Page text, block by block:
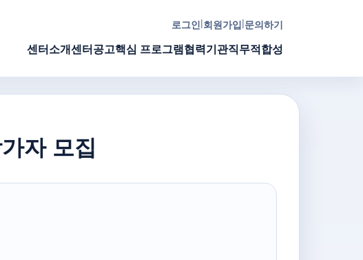
로그인|회원가입|문의하기
센터소개센터공고핵심 프로그램협력기관직무적합성
자 모집